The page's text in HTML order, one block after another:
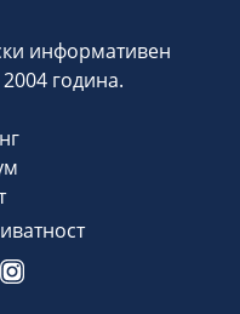
информативен
година.